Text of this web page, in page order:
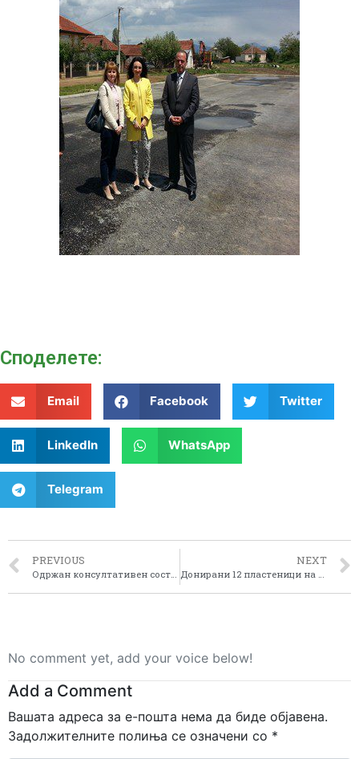
Споделeте:
Email Facebook Twitter
LinkedIn WhatsApp
Telegram
PREVIOUS NEXT
No comment yet, add your voice below!
Add a Comment
Вашата адреса за е-пошта нема да биде објавена.
Задолжителните полиња се означени со *